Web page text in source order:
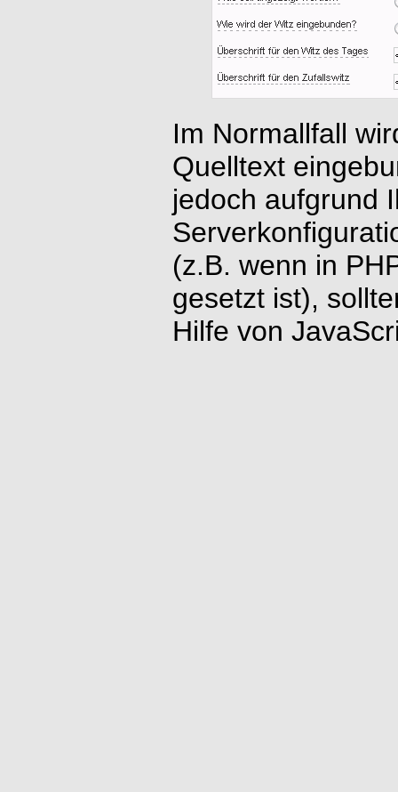
Im Normallfall
Quelltext
jedoch aufgrund
(z.B. wenn in
gesetzt ist),
Hilfe von